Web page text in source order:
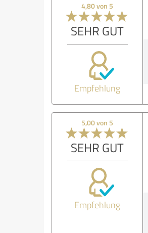
4,80 von 5
SEHR GUT
Empfehlung
5,00 von 5
SEHR GUT
Empfehlung